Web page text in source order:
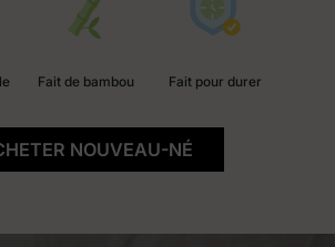
Fait de bambou Fait pour durer
NOUVEAU-NÉ